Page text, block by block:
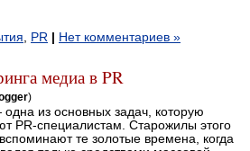
PR | Нет комментариев »
медиа в PR
)
из основных задач, которую
PR-специалистам. Старожилы этого
те золотые времена, когда